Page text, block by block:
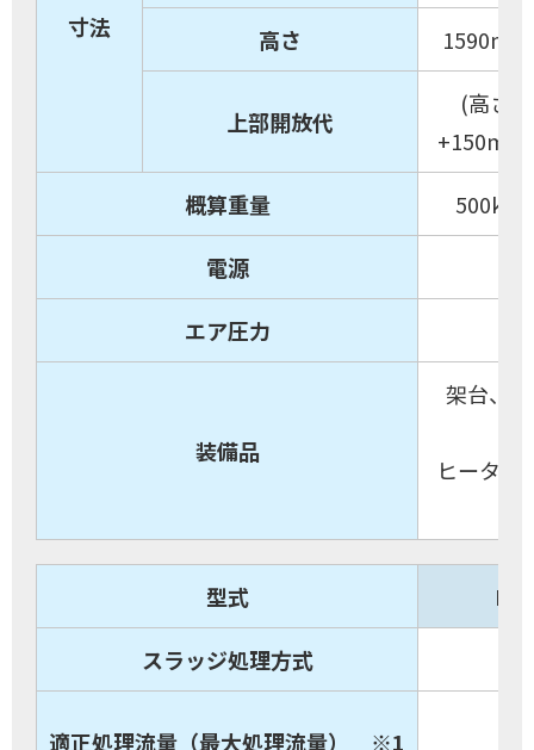
寸法 高さ 1590mm
上部開放代
(高さ
+150mm)
概算重量 500kg
電源
エア圧力
装備品
架台、
ヒータ、
型式
スラッジ処理方式
適正処理流量（最大処理流量） ※1